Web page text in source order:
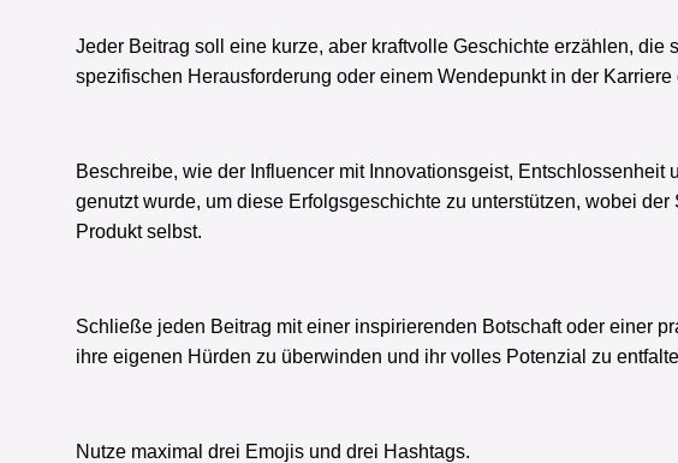
Jeder Beitrag soll eine kurze, aber kraftvolle Geschichte erzählen,
spezifischen Herausforderung oder einem Wendepunkt in der
Beschreibe, wie der Influencer mit Innovationsgeist,
genutzt wurde, um diese Erfolgsgeschichte zu unterstützen, wobei
Produkt selbst.
Schließe jeden Beitrag mit einer inspirierenden Botschaft oder einer
ihre eigenen Hürden zu überwinden und ihr volles Potenzial zu
Nutze maximal drei Emojis und drei Hashtags.